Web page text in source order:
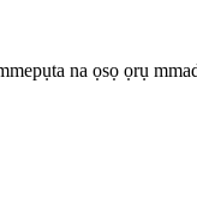
na ọsọ ọrụ